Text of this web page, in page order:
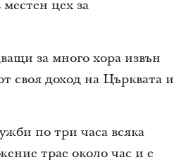
цех за
за много хора извън
своя доход на Църквата и
по три часа всяка
трае около час и е